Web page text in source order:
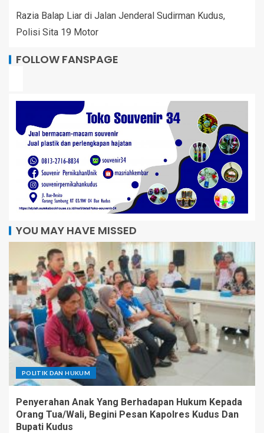
Razia Balap Liar di Jalan Jenderal Sudirman Kudus,
Polisi Sita 19 Motor
FOLLOW FANSPAGE
YOU MAY HAVE MISSED
POLITIK DAN HUKUM
Penyerahan Anak Yang Berhadapan Hukum Kepada
Orang Tua/Wali, Begini Pesan Kapolres Kudus Dan
Bupati Kudus